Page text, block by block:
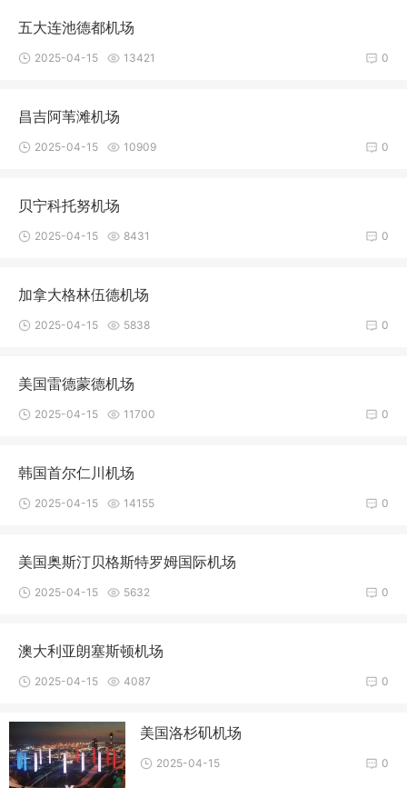
五大连池德都机场
0
2025-04-15 13421
昌吉阿苇滩机场
0
2025-04-15 10909
贝宁科托努机场
0
2025-04-15 8431
加拿大格林伍德机场
0
2025-04-15 5838
美国雷德蒙德机场
0
2025-04-15 11700
韩国首尔仁川机场
0
2025-04-15 14155
美国奥斯汀贝格斯特罗姆国际机场
0
2025-04-15 5632
澳大利亚朗塞斯顿机场
0
2025-04-15 4087
美国洛杉矶机场
0
2025-04-15